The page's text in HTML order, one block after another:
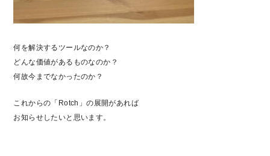
何を解決するツールなのか？
どんな価値があるものなのか？
何故今までなかったのか？
これからの「Rotch」の展開があれば
お知らせしたいと思います。